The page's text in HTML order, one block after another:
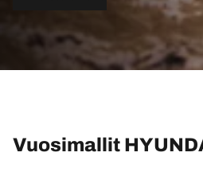
Vuosimallit